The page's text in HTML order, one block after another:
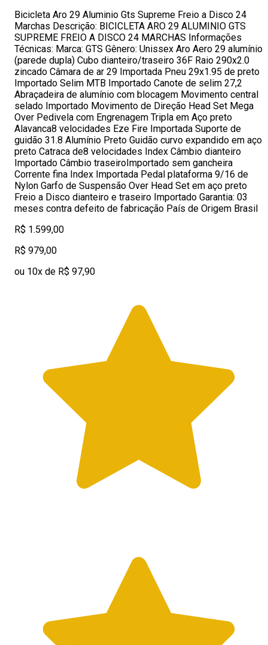
Bicicleta Aro 29 Aluminio Gts Supreme Freio a Disco 24
Marchas Descrição: BICICLETA ARO 29 ALUMINIO GTS
SUPREME FREIO A DISCO 24 MARCHAS Informações
Técnicas: Marca: GTS Gênero: Unissex Aro Aero 29 alumínio
(parede dupla) Cubo dianteiro/traseiro 36F Raio 290x2.0
zincado Câmara de ar 29 Importada Pneu 29x1.95 de preto
Importado Selim MTB Importado Canote de selim 27,2
Abraçadeira de alumínio com blocagem Movimento central
selado Importado Movimento de Direção Head Set Mega
Over Pedivela com Engrenagem Tripla em Aço preto
Alavanca8 velocidades Eze Fire Importada Suporte de
guidão 31.8 Alumínio Preto Guidão curvo expandido em aço
preto Catraca de8 velocidades Index Câmbio dianteiro
Importado Câmbio traseiroImportado sem gancheira
Corrente fina Index Importada Pedal plataforma 9/16 de
Nylon Garfo de Suspensão Over Head Set em aço preto
Freio a Disco dianteiro e traseiro Importado Garantia: 03
meses contra defeito de fabricação País de Origem Brasil
R$ 1.599,00
R$ 979,00
ou 10x de R$ 97,90